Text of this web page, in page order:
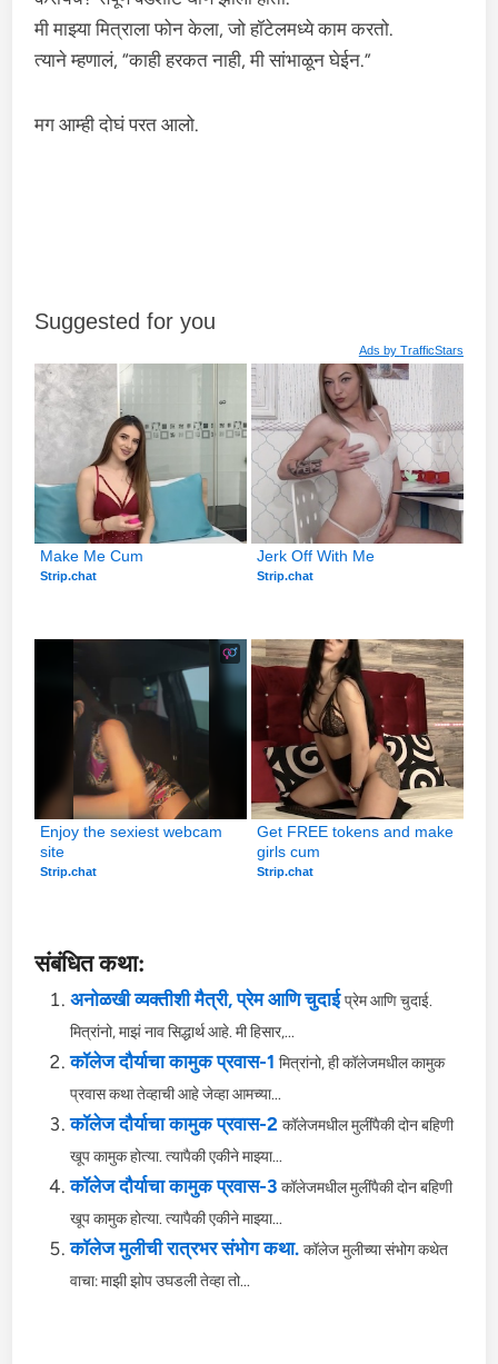
मी माझ्या मित्राला फोन केला, जो हॉटेलमध्ये काम करतो.
त्याने म्हणालं, “काही हरकत नाही, मी सांभाळून घेईन.”
मग आम्ही दोघं परत आलो.
Suggested for you
Ads by TrafficStars
Make Me Cum
Strip.chat
Jerk Off With Me
Strip.chat
Enjoy the sexiest webcam
site
Strip.chat
Get FREE tokens and make
girls cum
Strip.chat
संबंधित कथा:
अनोळखी व्यक्तीशी मैत्री, प्रेम आणि चुदाई प्रेम आणि चुदाई.
मित्रांनो, माझं नाव सिद्धार्थ आहे. मी हिसार,...
कॉलेज दौर्याचा कामुक प्रवास-1 मित्रांनो, ही कॉलेजमधील कामुक
प्रवास कथा तेव्हाची आहे जेव्हा आमच्या...
कॉलेज दौर्याचा कामुक प्रवास-2 कॉलेजमधील मुलींपैकी दोन बहिणी
खूप कामुक होत्या. त्यापैकी एकीने माझ्या...
कॉलेज दौर्याचा कामुक प्रवास-3 कॉलेजमधील मुलींपैकी दोन बहिणी
खूप कामुक होत्या. त्यापैकी एकीने माझ्या...
कॉलेज मुलीची रात्रभर संभोग कथा. कॉलेज मुलीच्या संभोग कथेत
वाचा: माझी झोप उघडली तेव्हा तो...